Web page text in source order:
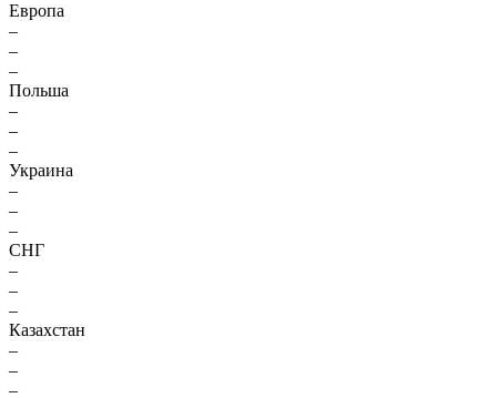
Европа
–
–
–
Польша
–
–
–
Украина
–
–
–
СНГ
–
–
–
Казахстан
–
–
–